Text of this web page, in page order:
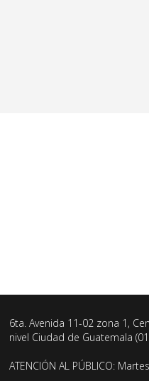
6ta. Avenida 11-02 zona 1,
nivel Ciudad de Guatemala
ATENCIÓN AL PÚBLICO: